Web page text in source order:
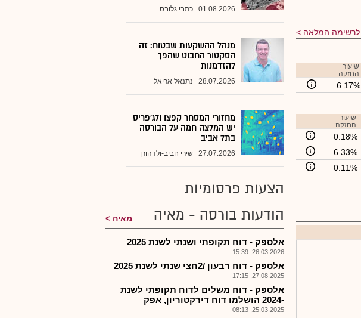
לרשימה המלאה
שיעור
החזקה
6.17%
שיעור
החזקה
0.18%
6.33%
0.11%
01.08.2026 כתבי גלובס
מנהל ההשקעות שבטוח: זה
הסקטור החבוט שהפך
להזדמנות
28.07.2026 נתנאל אריאל
מחזורי המסחר קפצו ולג'פריס
יש המלצה חמה על הבורסה
בתל אביב
27.07.2026 שירי חביב-ולדהורן
הצעות פרסומיות
הודעות בורסה - מאיה
מאיה
אלספק - דוח תקופתי ושנתי לשנת 2025
26.03.2026, 15:39
אלספק - דוח רבעון /2חצי שנתי לשנת 2025
27.08.2025, 17:15
אלספק - דוח משלים לדוח תקופתי לשנת
-2024 הושלמו דוח דירקטוריון, אפק
25.03.2025, 08:13